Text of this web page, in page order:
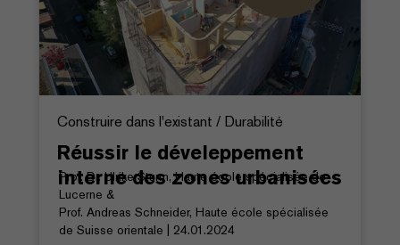
Construire dans l'existant / Durabilité
Réussir le déveleppement
interne des zones urbanisées
Prof. Dr. Ulrike Sturm, Haute école spécialisée de
Lucerne &
Prof. Andreas Schneider, Haute école spécialisée
de Suisse orientale | 24.01.2024